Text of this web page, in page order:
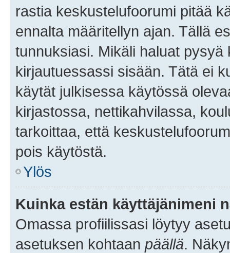
rastia keskustelufoorumi pitää
ennalta määritellyn ajan. Tällä
tunnuksiasi. Mikäli haluat
kirjautuessassi sisään. Tätä ei
käytät julkisessa käytössä
kirjastossa, nettikahvilassa,
tarkoittaa, että
pois käytöstä.
Ylös
Kuinka estän käyttäjänimeni
Omassa profiilissasi löytyy
asetuksen kohtaan päällä.